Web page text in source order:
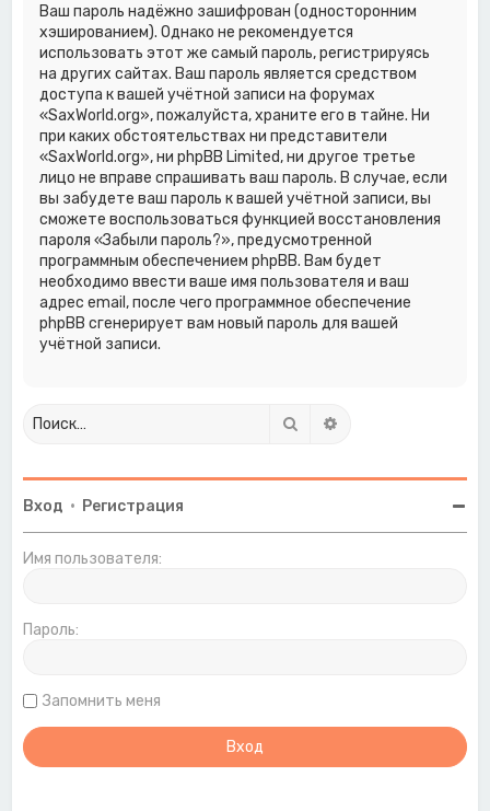
Ваш пароль надёжно зашифрован (односторонним
хэшированием). Однако не рекомендуется
использовать этот же самый пароль, регистрируясь
на других сайтах. Ваш пароль является средством
доступа к вашей учётной записи на форумах
«SaxWorld.org», пожалуйста, храните его в тайне. Ни
при каких обстоятельствах ни представители
«SaxWorld.org», ни phpBB Limited, ни другое третье
лицо не вправе спрашивать ваш пароль. В случае, если
вы забудете ваш пароль к вашей учётной записи, вы
сможете воспользоваться функцией восстановления
пароля «Забыли пароль?», предусмотренной
программным обеспечением phpBB. Вам будет
необходимо ввести ваше имя пользователя и ваш
адрес email, после чего программное обеспечение
phpBB сгенерирует вам новый пароль для вашей
учётной записи.
Поиск
Вход • Регистрация
Имя пользователя:
Пароль:
Запомнить меня